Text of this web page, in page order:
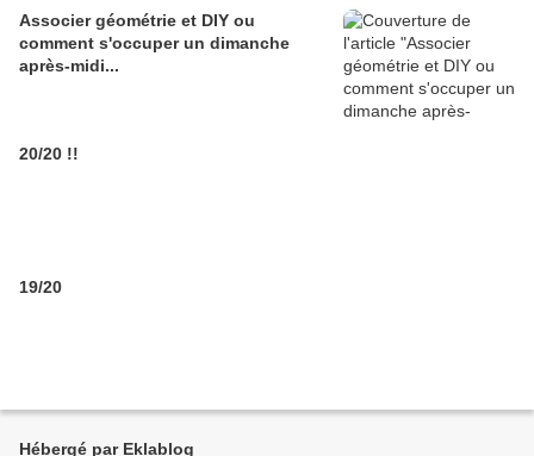
Associer géométrie et DIY ou
comment s'occuper un dimanche
après-midi...
20/20 !!
19/20
Hébergé par Eklablog